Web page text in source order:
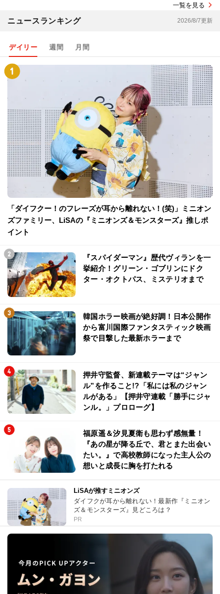
一覧を見る
ニュースランキング 2026/8/7更新
デイリー 週間 月間
「ダイフクー！のフレーズが耳から離れない！(笑)」ミニオン
ズファミリー、LiSAの『ミニオンズ＆モンスターズ』推しポ
イント
『スパイダーマン』歴代ヴィランを一
挙紹介！グリーン・ゴブリンにドク
ター・オクトパス、ミステリオまで
韓国ホラー映画が絶好調！日本公開作
から富川国際ファンタスティック映画
祭で目撃した最新ホラーまで
押井守監督、新連載テーマは“ジャン
ル”を作ること!?「私には私のジャン
ルがある」【押井守連載「勝手にジャ
ンル。」プロローグ】
福原遥＆汐見夏衛も思わず感無量！
『あの星が降る丘で、君とまた出会い
たい。』で高校教師になった主人公の
想いと成長に胸を打たれる
LiSAが推すミニオンズ
ダイフクが耳から離れない！最新作『ミニオン
ズ＆モンスターズ』見どころは？
PR